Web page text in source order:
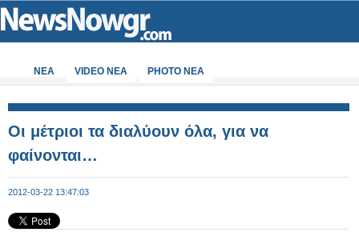
ΝΕΑ VIDEO NEA PHOTO NEA
Οι μέτριοι τα διαλύουν όλα, για να
φαίνονται…
2012-03-22 13:47:03